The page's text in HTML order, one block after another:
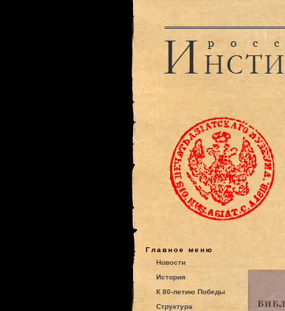
Главное меню
Новости
История
К 80-летию Победы
Структура